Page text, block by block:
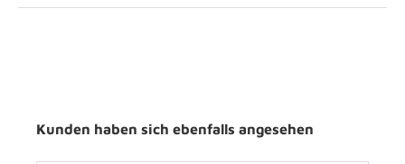
Kunden haben sich ebenfalls angesehen